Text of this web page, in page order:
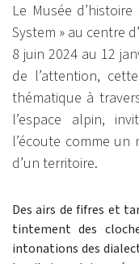
Le Musée
System » au centre
8 juin 2024 au 12
de l’attention,
thématique à
l’espace alpin,
l’écoute comme un
d’un territoire.
Des airs de fifres et
tintement des
intonations des